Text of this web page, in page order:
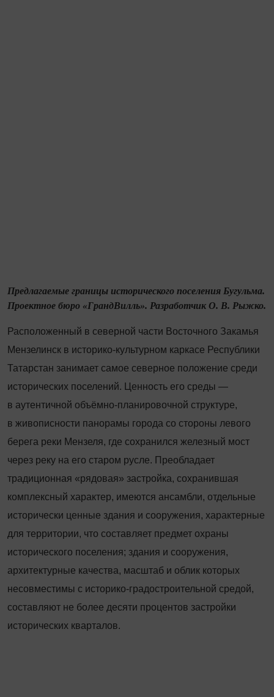
Предлагаемые границы исторического поселения Бугульма.
Проектное бюро «ГрандВилль». Разработчик О. В. Рыжко.
Расположенный в северной части Восточного Закамья
Мензелинск в историко‑культурном каркасе Респуб­лики
Татарстан занимает самое северное положение среди
исторических поселений. Ценность его среды —
в аутентичной объёмно‑планировочной структуре,
в живописности панорамы города со стороны левого
берега реки Мензеля, где сохранился железный мост
через реку на его старом русле. Преобладает
традиционная «рядовая» застройка, сохранившая
комплексный характер, имеются ансамбли, отдельные
исторически ценные здания и сооружения, характерные
для территории, что составляет предмет охраны
исторического поселения; здания и сооружения,
архитектурные качества, масштаб и облик которых
несовместимы с историко‑градострои­тель­ной средой,
составляют не более десяти процентов застройки
исторических кварталов.